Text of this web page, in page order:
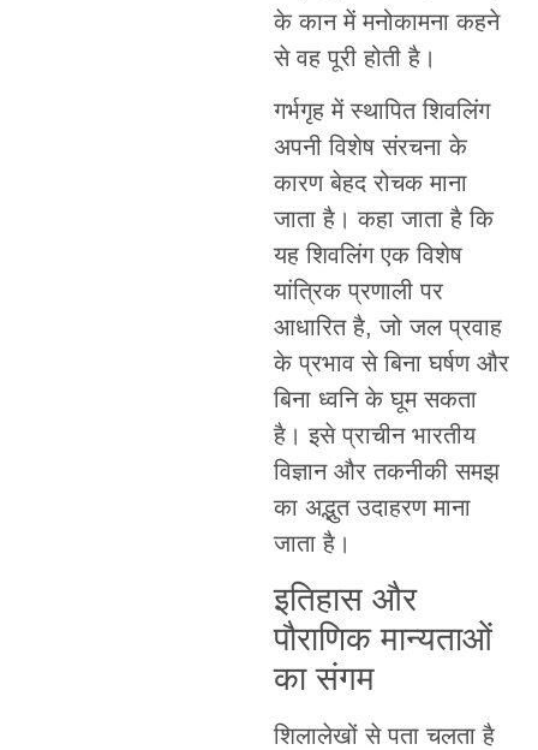
के कान में मनोकामना कहने
से वह पूरी होती है।
गर्भगृह में स्थापित शिवलिंग
अपनी विशेष संरचना के
कारण बेहद रोचक माना
जाता है। कहा जाता है कि
यह शिवलिंग एक विशेष
यांत्रिक प्रणाली पर
आधारित है, जो जल प्रवाह
के प्रभाव से बिना घर्षण और
बिना ध्वनि के घूम सकता
है। इसे प्राचीन भारतीय
विज्ञान और तकनीकी समझ
का अद्भुत उदाहरण माना
जाता है।
इतिहास और
पौराणिक मान्यताओं
का संगम
शिलालेखों से पता चलता है